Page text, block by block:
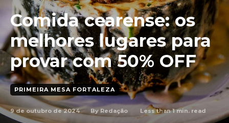
Comida cearense: os
melhores lugares para
provar com 50% OFF
PRIMEIRA MESA FORTALEZA
9 de outubro de 2024 By Redação Less than 1min. read